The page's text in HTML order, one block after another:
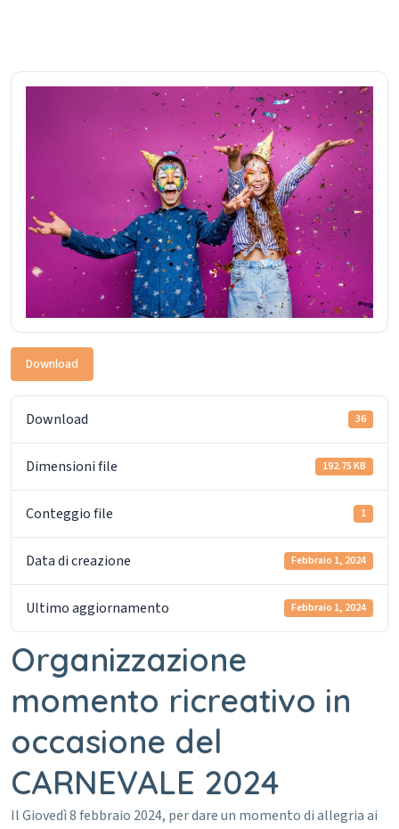
Download
Download 36
Dimensioni file 192.75 KB
Conteggio file 1
Data di creazione Febbraio 1, 2024
Ultimo aggiornamento Febbraio 1, 2024
Organizzazione
momento ricreativo in
occasione del
CARNEVALE 2024
Il Giovedì 8 febbraio 2024, per dare un momento di allegria ai